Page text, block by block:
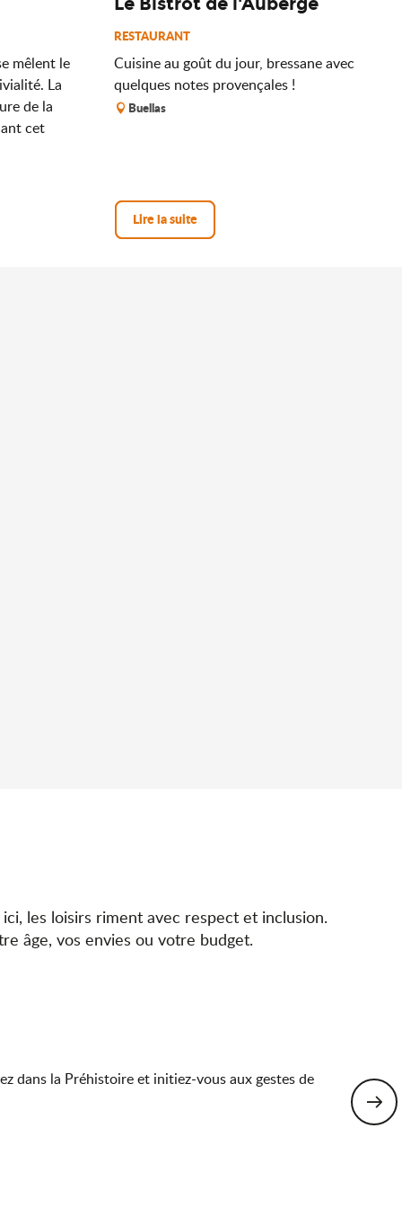
mêlent le
La
de la
cet
RESTAURANT
Cuisine au goût du jour, bressane avec
quelques notes provençales !
Buellas
Lire la suite
les loisirs riment avec respect et inclusion.
âge, vos envies ou votre budget.
dans la Préhistoire et initiez-vous aux gestes de
Avec sa